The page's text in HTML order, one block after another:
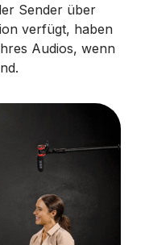
Sender über
verfügt, haben
Audios, wenn